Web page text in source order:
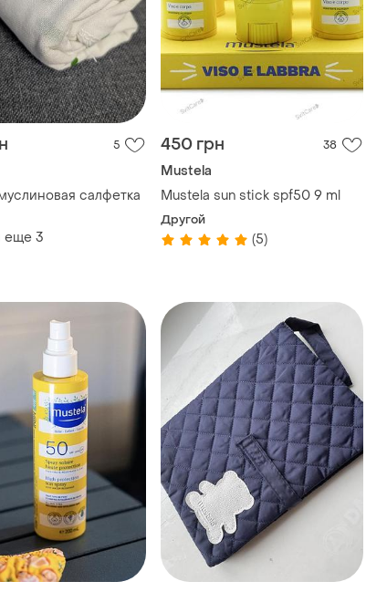
5
салфетка
еще 3
450 грн 38
Mustela
Mustela sun stick spf50 9 ml
Другой
(5)